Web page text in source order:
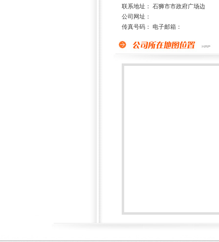
联系地址： 石狮市市政府广场边
公司网址：
传真号码： 电子邮箱：